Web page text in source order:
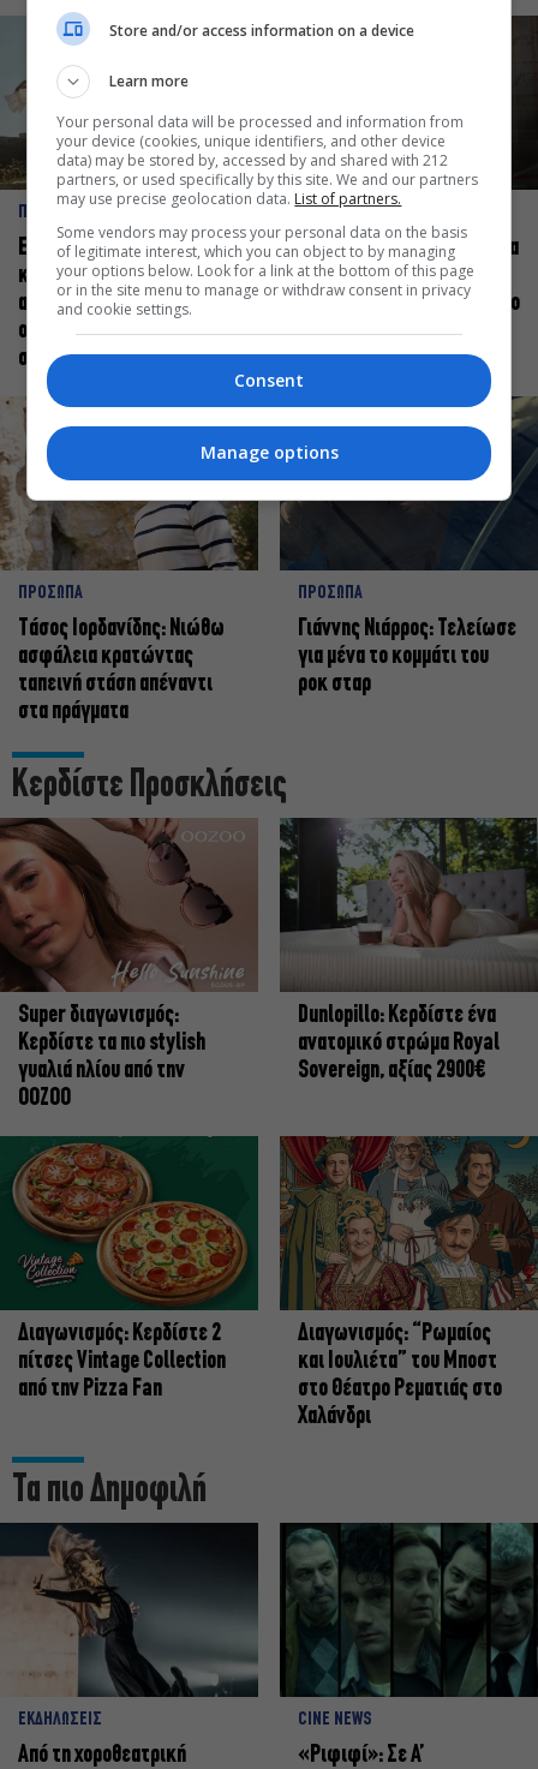
ΠΡΟΣΩΠΑ
Ελεάνα Ανδρεούδη: Κάθε
καλλιτέχνης όταν
ανεβαίνει στη σκηνή
οφείλει να αισθάνεται
σταρ
ΠΡΟΣΩΠΑ
Βαγγέλης Μπίκος: Έμαθα να
δίνω αξία στο ποιος είμαι
πάνω στη σκηνή και όχι στο
πως χορεύω
ΠΡΟΣΩΠΑ
Tάσος Ιορδανίδης: Νιώθω
ασφάλεια κρατώντας
ταπεινή στάση απέναντι
στα πράγματα
ΠΡΟΣΩΠΑ
Γιάννης Νιάρρος: Τελείωσε
για μένα το κομμάτι του
ροκ σταρ
Κερδίστε Προσκλήσεις
Super διαγωνισμός:
Κερδίστε τα πιο stylish
γυαλιά ηλίου από την
OOZOO
Dunlopillo: Κερδίστε ένα
ανατομικό στρώμα Royal
Sovereign, αξίας 2900€
Διαγωνισμός: Κερδίστε 2
πίτσες Vintage Collection
από την Pizza Fan
Διαγωνισμός: “Ρωμαίος
και Ιουλιέτα” του Μποστ
στο Θέατρο Ρεματιάς στο
Χαλάνδρι
Τα πιο Δημοφιλή
ΕΚΔΗΛΩΣΕΙΣ
Από τη χοροθεατρική
CINE NEWS
«Ριφιφί»: Σε Α’
Store and/or access information on a device
Learn more
Your personal data will be processed and information from
your device (cookies, unique identifiers, and other device
data) may be stored by, accessed by and shared with 212
partners, or used specifically by this site. We and our partners
may use precise geolocation data. List of partners.
Some vendors may process your personal data on the basis
of legitimate interest, which you can object to by managing
your options below. Look for a link at the bottom of this page
or in the site menu to manage or withdraw consent in privacy
and cookie settings.
Consent
Manage options